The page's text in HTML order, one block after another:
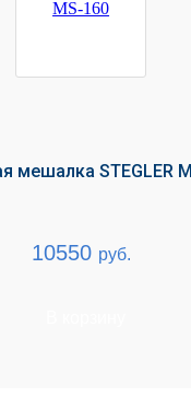
мешалка STEGLER
10550 руб.